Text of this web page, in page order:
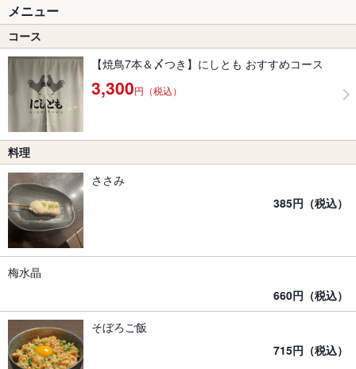
メニュー
コース
【焼鳥7本＆〆つき】にしとも おすすめコース
3,300円（税込）
料理
ささみ
385円（税込）
梅水晶
660円（税込）
そぼろご飯
715円（税込）